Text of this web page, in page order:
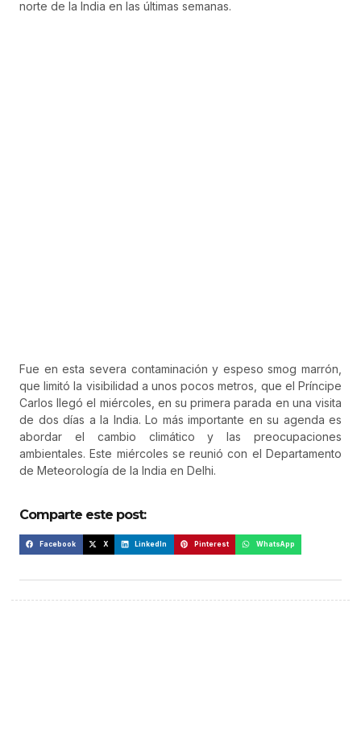
norte de la India en las últimas semanas.
Fue en esta severa contaminación y espeso smog marrón,
que limitó la visibilidad a unos pocos metros, que el Príncipe
Carlos llegó el miércoles, en su primera parada en una visita
de dos días a la India. Lo más importante en su agenda es
abordar el cambio climático y las preocupaciones
ambientales. Este miércoles se reunió con el Departamento
de Meteorología de la India en Delhi.
Comparte este post:
Facebook X LinkedIn Pinterest WhatsApp